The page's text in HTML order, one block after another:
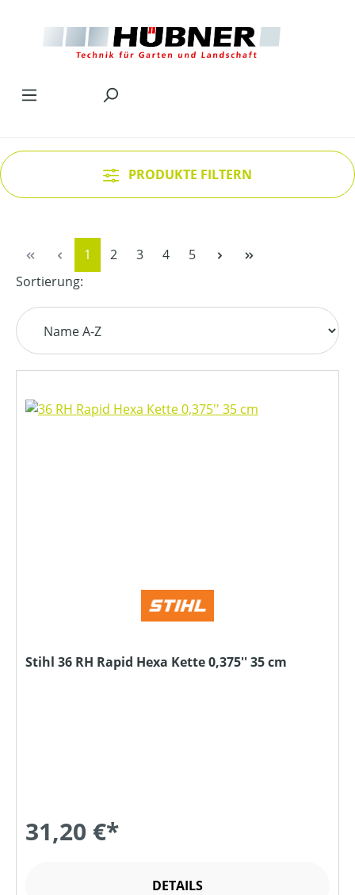
PRODUKTE FILTERN
Seite
1 Seite
2 Seite
3 Seite
4 Seite
5
Sortierung:
Stihl 36 RH Rapid Hexa Kette 0,375'' 35 cm
31,20 €*
DETAILS